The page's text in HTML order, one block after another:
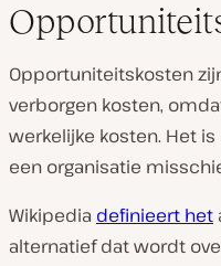
Opportuniteitskosten
verborgen kosten,
werkelijke kosten. Het
een organisatie
Wikipedia definieert het
alternatief dat wordt